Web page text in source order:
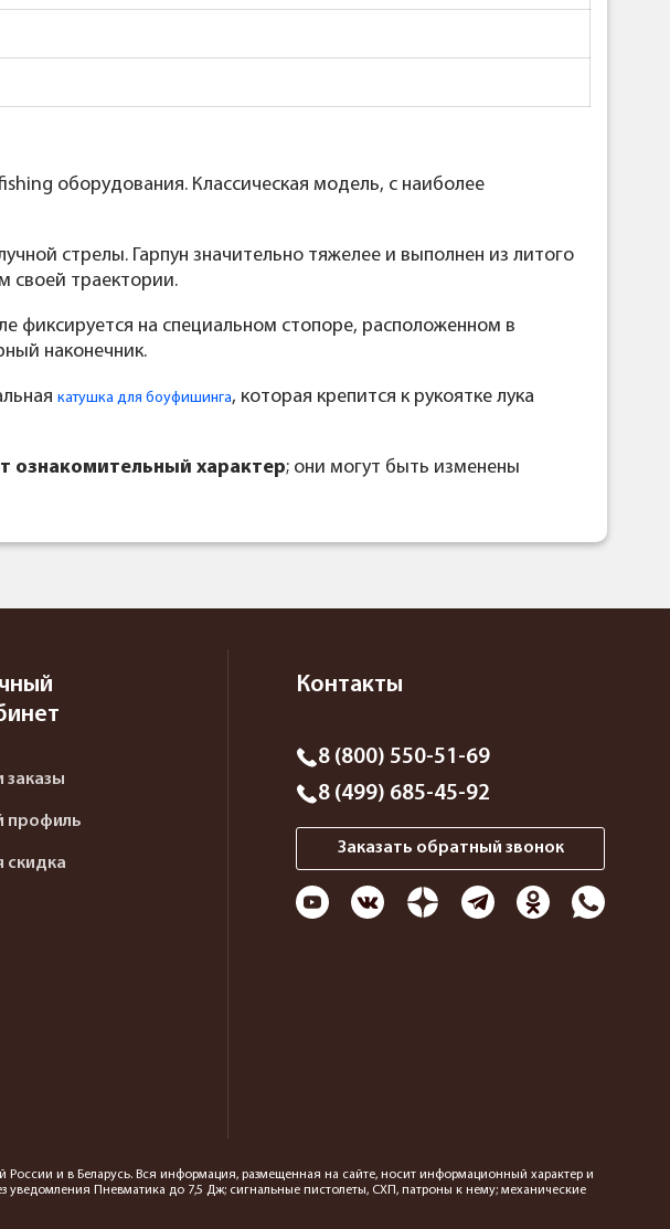
оборудования. Классическая модель, с наиболее
стрелы. Гарпун значительно тяжелее и выполнен из литого
своей траектории.
фиксируется на специальном стопоре, расположенном в
наконечник.
катушка для боуфишинга, которая крепится к рукоятке лука
ознакомительный характер; они могут быть изменены
заказы
профиль
скидка
Контакты
8 (800) 550-51-69
8 (499) 685-45-92
Заказать обратный звонок
России и в Беларусь. Вся информация, размещенная на сайте, носит информационный характер и
уведомления Пневматика до 7,5 Дж; сигнальные пистолеты, СХП, патроны к нему; механические